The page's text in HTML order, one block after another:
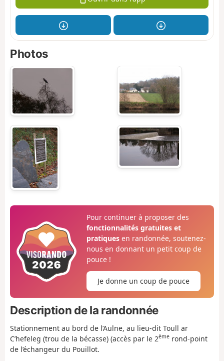
Photos
Pour continuer à proposer des
fonctionnalités gratuites et
pratiquesen randonnée, soutenez-
nous en donnant un petit coup de
pouce !
Je donne un coup de pouce
Description de la randonnée
Stationnement au bord de l’Aulne, au lieu-dit Toull ar
C’hefeleg (trou de la bécasse) (accès par le 2ème rond-point
de l’échangeur du Pouillot.